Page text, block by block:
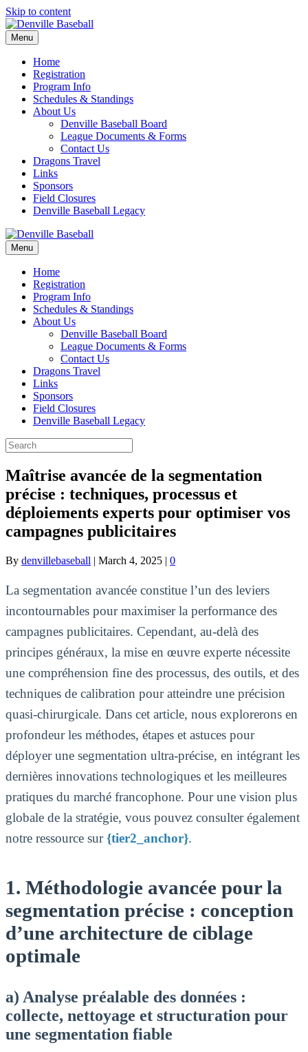
Skip to content
Menu
Home
Registration
Program Info
Schedules & Standings
About Us
Denville Baseball Board
League Documents & Forms
Contact Us
Dragons Travel
Links
Sponsors
Field Closures
Denville Baseball Legacy
Menu
Home
Registration
Program Info
Schedules & Standings
About Us
Denville Baseball Board
League Documents & Forms
Contact Us
Dragons Travel
Links
Sponsors
Field Closures
Denville Baseball Legacy
Maîtrise avancée de la segmentation
précise : techniques, processus et
déploiements experts pour optimiser vos
campagnes publicitaires
By denvillebaseball | March 4, 2025 | 0
La segmentation avancée constitue l’un des leviers
incontournables pour maximiser la performance des
campagnes publicitaires. Cependant, au-delà des
principes généraux, la mise en œuvre experte nécessite
une compréhension fine des processus, des outils, et des
techniques de calibration pour atteindre une précision
quasi-chirurgicale. Dans cet article, nous explorerons en
profondeur les méthodes, étapes et astuces pour
déployer une segmentation ultra-précise, en intégrant les
dernières innovations technologiques et les meilleures
pratiques du marché francophone. Pour une vision plus
globale de la stratégie, vous pouvez consulter également
notre ressource sur{tier2_anchor}.
1. Méthodologie avancée pour la
segmentation précise : conception
d’une architecture de ciblage
optimale
a) Analyse préalable des données :
collecte, nettoyage et structuration pour
une segmentation fiable